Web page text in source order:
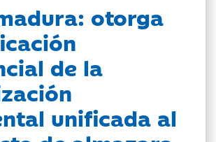
otorga
de la
unificada al